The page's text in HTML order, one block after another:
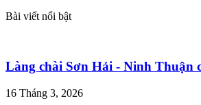
Bài viết nổi bật
Làng chài Sơn Hải - Ninh Thuận
16 Tháng 3, 2026